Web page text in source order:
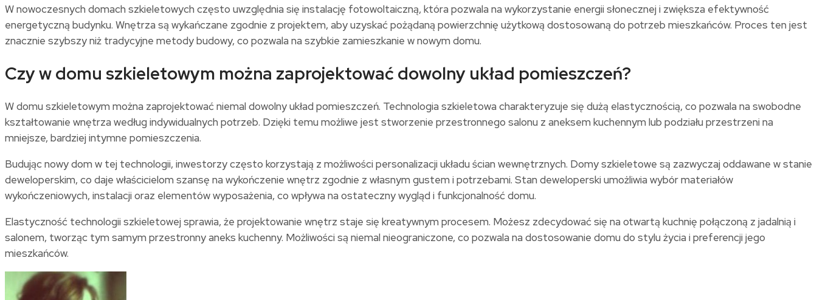
W nowoczesnych domach szkieletowych często uwzględnia się instalację fotowoltaiczną, która pozwala na wykorzystanie energii słonecznej i zwiększa efektywność
energetyczną budynku. Wnętrza są wykańczane zgodnie z projektem, aby uzyskać pożądaną powierzchnię użytkową dostosowaną do potrzeb mieszkańców. Proces ten jest
znacznie szybszy niż tradycyjne metody budowy, co pozwala na szybkie zamieszkanie w nowym domu.
Czy w domu szkieletowym można zaprojektować dowolny układ pomieszczeń?
W domu szkieletowym można zaprojektować niemal dowolny układ pomieszczeń. Technologia szkieletowa charakteryzuje się dużą elastycznością, co pozwala na swobodne
kształtowanie wnętrza według indywidualnych potrzeb. Dzięki temu możliwe jest stworzenie przestronnego salonu z aneksem kuchennym lub podziału przestrzeni na
mniejsze, bardziej intymne pomieszczenia.
Budując nowy dom w tej technologii, inwestorzy często korzystają z możliwości personalizacji układu ścian wewnętrznych. Domy szkieletowe są zazwyczaj oddawane w stanie
deweloperskim, co daje właścicielom szansę na wykończenie wnętrz zgodnie z własnym gustem i potrzebami. Stan deweloperski umożliwia wybór materiałów
wykończeniowych, instalacji oraz elementów wyposażenia, co wpływa na ostateczny wygląd i funkcjonalność domu.
Elastyczność technologii szkieletowej sprawia, że projektowanie wnętrz staje się kreatywnym procesem. Możesz zdecydować się na otwartą kuchnię połączoną z jadalnią i
salonem, tworząc tym samym przestronny aneks kuchenny. Możliwości są niemal nieograniczone, co pozwala na dostosowanie domu do stylu życia i preferencji jego
mieszkańców.